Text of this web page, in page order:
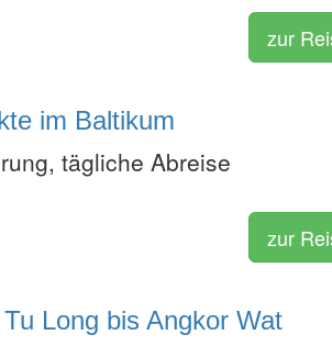
zur
im Baltikum
tägliche Abreise
zur
Long bis Angkor Wat